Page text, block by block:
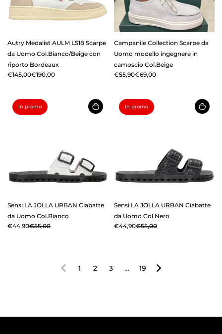
Autry Medalist AULM LS18 Scarpe
da Uomo Col.Bianco/Beige con
riporto Bordeaux
€145,00€190,00
Campanile Collection Scarpe da
Uomo modello ingegnere in
camoscio Col.Beige
€55,90€69,00
In promo
Sensi LA JOLLA URBAN Ciabatte
da Uomo Col.Bianco
€44,90€55,00
In promo
Sensi LA JOLLA URBAN Ciabatte
da Uomo Col.Nero
€44,90€55,00
1 2 3 … 19